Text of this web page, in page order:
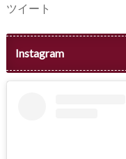
ツイート
Instagram